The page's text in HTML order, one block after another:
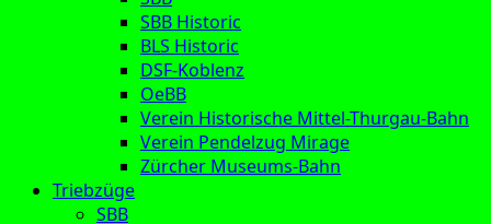
SBB Historic
BLS Historic
DSF-Koblenz
OeBB
Verein Historische Mittel-Thurgau-Bahn
Verein Pendelzug Mirage
Zürcher Museums-Bahn
Triebzüge
SBB